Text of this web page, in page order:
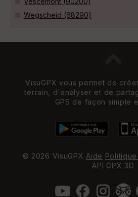
Wegscheid (68290)
VisuGPX vous permet de
terrain, d'analyser et de
GPS de façon simple
© 2026 VisuGPX Aide
API GPX 3D